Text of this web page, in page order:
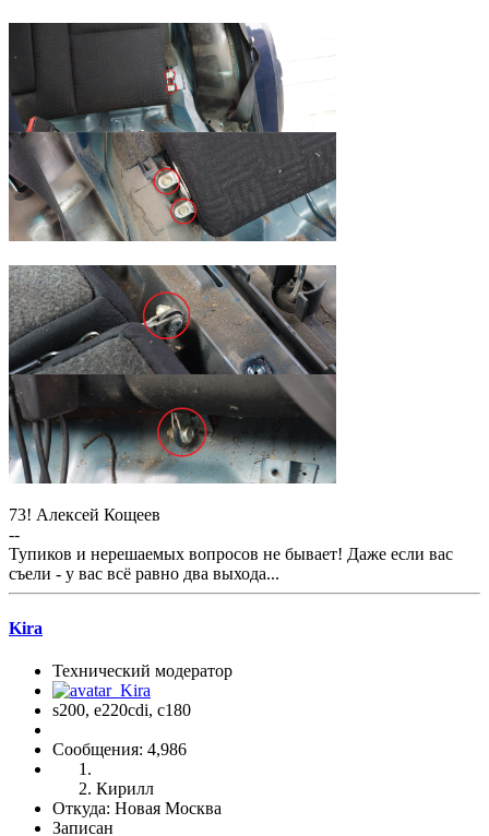
73! Алексей Кощеев
--
Тупиков и нерешаемых вопросов не бывает! Даже если вас
съели - у вас всё равно два выхода...
Kira
Технический модератор
s200, е220cdi, с180
Сообщения: 4,986
Кирилл
Откуда: Новая Москва
Записан